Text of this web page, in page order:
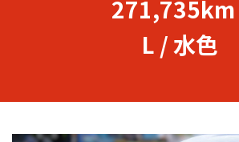
L / 水色